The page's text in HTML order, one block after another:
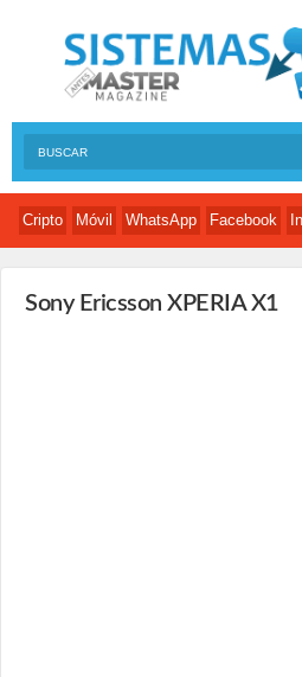
Cripto Móvil WhatsApp Facebook
Sony Ericsson XPERIA X1